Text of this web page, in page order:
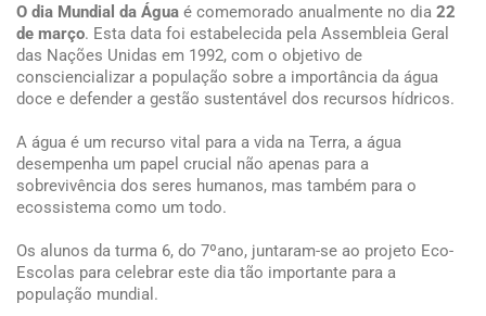
O dia Mundial da Água é comemorado anualmente no dia 22
de março. Esta data foi estabelecida pela Assembleia Geral
das Nações Unidas em 1992, com o objetivo de
consciencializar a população sobre a importância da água
doce e defender a gestão sustentável dos recursos hídricos.
A água é um recurso vital para a vida na Terra, a água
desempenha um papel crucial não apenas para a
sobrevivência dos seres humanos, mas também para o
ecossistema como um todo.
Os alunos da turma 6, do 7ºano, juntaram-se ao projeto Eco-
Escolas para celebrar este dia tão importante para a
população mundial.